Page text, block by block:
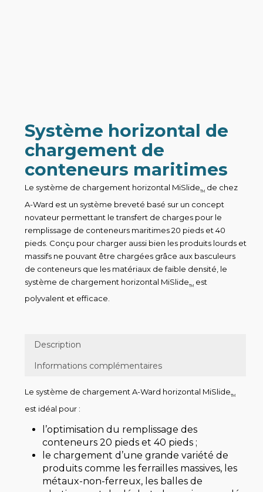
Système horizontal de
chargement de
conteneurs maritimes
Le système de chargement horizontal MiSlideTMde chez
A-Ward est un système breveté basé sur un concept
novateur permettant le transfert de charges pour le
remplissage de conteneurs maritimes 20 pieds et 40
pieds. Conçu pour charger aussi bien les produits lourds et
massifs ne pouvant être chargées grâce aux basculeurs
de conteneurs que les matériaux de faible densité, le
système de chargement horizontal MiSlideTM est
polyvalent et efficace.
Description
Informations complémentaires
Le système de chargement A-Ward horizontal MiSlideTM
est idéal pour :
l’optimisation du remplissage des
conteneurs 20 pieds et 40 pieds ;
le chargement d’une grande variété de
produits comme les ferrailles massives, les
métaux-non-ferreux, les balles de